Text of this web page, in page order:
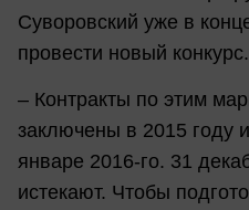
Суворовский уже в
провести новый конкурс.
– Контракты по этим
заключены в 2015 году
январе 2016-го. 31
истекают. Чтобы